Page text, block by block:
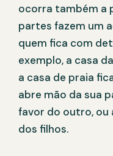
ocorra também a
partes fazem um
quem fica com
exemplo, a casa
a casa de praia
abre mão da sua
favor do outro, ou
dos filhos.